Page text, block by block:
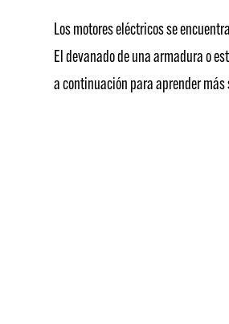
Los motores eléctricos se
El devanado de una armadura o
a continuación para aprender más